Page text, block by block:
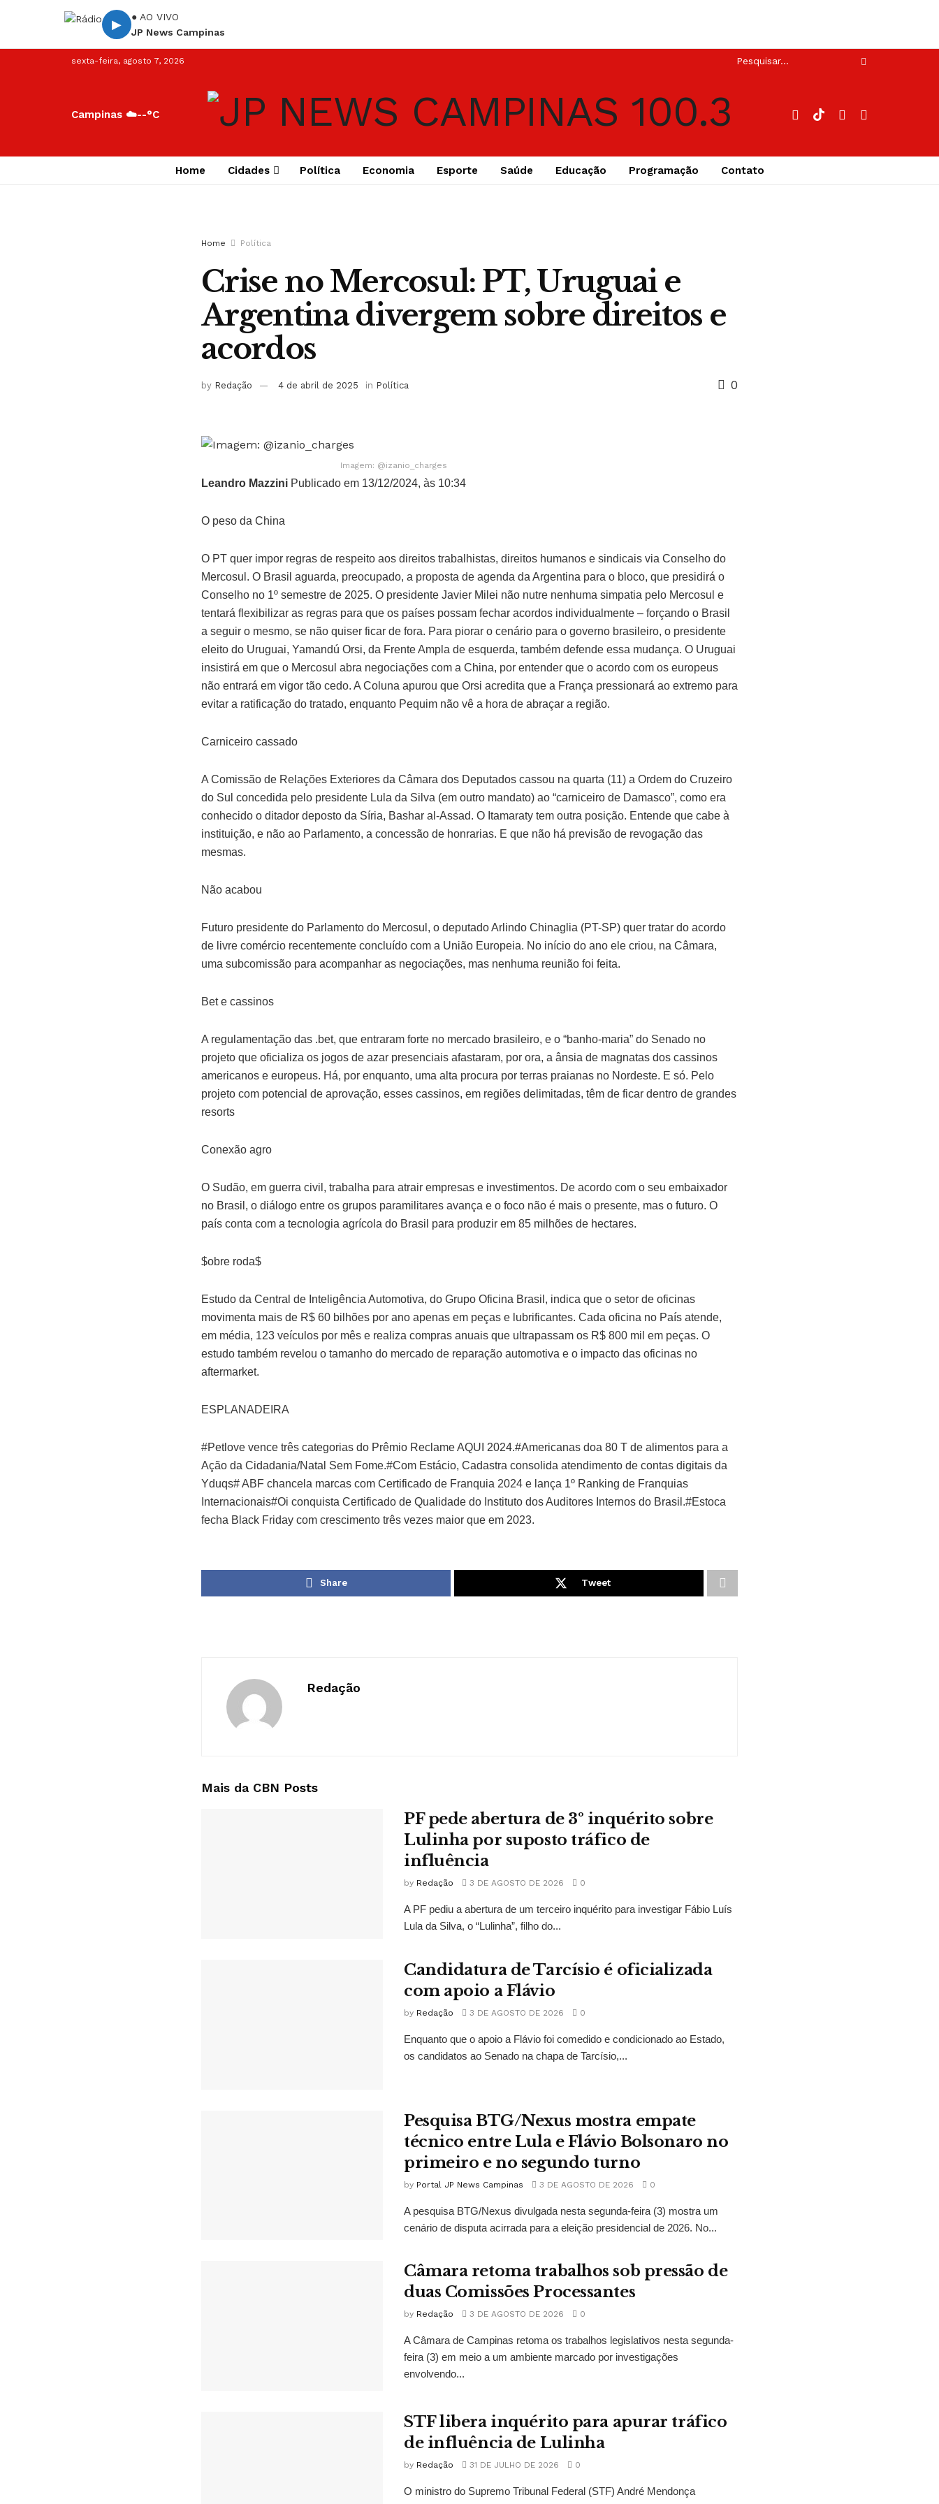
▶
● AO VIVO
JP News Campinas
sexta-feira, agosto 7, 2026
Campinas ☁️--°C
Home Cidades Política Economia Esporte Saúde Educação Programação Contato
Home Política
Crise no Mercosul: PT, Uruguai e
Argentina divergem sobre direitos e
acordos
by Redação 4 de abril de 2025 in Política 0
Imagem: @izanio_charges
Leandro Mazzini Publicado em 13/12/2024, às 10:34
O peso da China
O PT quer impor regras de respeito aos direitos trabalhistas, direitos humanos e sindicais via Conselho do
Mercosul. O Brasil aguarda, preocupado, a proposta de agenda da Argentina para o bloco, que presidirá o
Conselho no 1º semestre de 2025. O presidente Javier Milei não nutre nenhuma simpatia pelo Mercosul e
tentará flexibilizar as regras para que os países possam fechar acordos individualmente – forçando o Brasil
a seguir o mesmo, se não quiser ficar de fora. Para piorar o cenário para o governo brasileiro, o presidente
eleito do Uruguai, Yamandú Orsi, da Frente Ampla de esquerda, também defende essa mudança. O Uruguai
insistirá em que o Mercosul abra negociações com a China, por entender que o acordo com os europeus
não entrará em vigor tão cedo. A Coluna apurou que Orsi acredita que a França pressionará ao extremo para
evitar a ratificação do tratado, enquanto Pequim não vê a hora de abraçar a região.
Carniceiro cassado
A Comissão de Relações Exteriores da Câmara dos Deputados cassou na quarta (11) a Ordem do Cruzeiro
do Sul concedida pelo presidente Lula da Silva (em outro mandato) ao “carniceiro de Damasco”, como era
conhecido o ditador deposto da Síria, Bashar al-Assad. O Itamaraty tem outra posição. Entende que cabe à
instituição, e não ao Parlamento, a concessão de honrarias. E que não há previsão de revogação das
mesmas.
Não acabou
Futuro presidente do Parlamento do Mercosul, o deputado Arlindo Chinaglia (PT-SP) quer tratar do acordo
de livre comércio recentemente concluído com a União Europeia. No início do ano ele criou, na Câmara,
uma subcomissão para acompanhar as negociações, mas nenhuma reunião foi feita.
Bet e cassinos
A regulamentação das .bet, que entraram forte no mercado brasileiro, e o “banho-maria” do Senado no
projeto que oficializa os jogos de azar presenciais afastaram, por ora, a ânsia de magnatas dos cassinos
americanos e europeus. Há, por enquanto, uma alta procura por terras praianas no Nordeste. E só. Pelo
projeto com potencial de aprovação, esses cassinos, em regiões delimitadas, têm de ficar dentro de grandes
resorts
Conexão agro
O Sudão, em guerra civil, trabalha para atrair empresas e investimentos. De acordo com o seu embaixador
no Brasil, o diálogo entre os grupos paramilitares avança e o foco não é mais o presente, mas o futuro. O
país conta com a tecnologia agrícola do Brasil para produzir em 85 milhões de hectares.
$obre roda$
Estudo da Central de Inteligência Automotiva, do Grupo Oficina Brasil, indica que o setor de oficinas
movimenta mais de R$ 60 bilhões por ano apenas em peças e lubrificantes. Cada oficina no País atende,
em média, 123 veículos por mês e realiza compras anuais que ultrapassam os R$ 800 mil em peças. O
estudo também revelou o tamanho do mercado de reparação automotiva e o impacto das oficinas no
aftermarket.
ESPLANADEIRA
#Petlove vence três categorias do Prêmio Reclame AQUI 2024.#Americanas doa 80 T de alimentos para a
Ação da Cidadania/Natal Sem Fome.#Com Estácio, Cadastra consolida atendimento de contas digitais da
Yduqs# ABF chancela marcas com Certificado de Franquia 2024 e lança 1º Ranking de Franquias
Internacionais#Oi conquista Certificado de Qualidade do Instituto dos Auditores Internos do Brasil.#Estoca
fecha Black Friday com crescimento três vezes maior que em 2023.
Share Tweet
Redação
Mais da CBN Posts
PF pede abertura de 3º inquérito sobre
Lulinha por suposto tráfico de
influência
by Redação 3 DE AGOSTO DE 2026 0
A PF pediu a abertura de um terceiro inquérito para investigar Fábio Luís
Lula da Silva, o “Lulinha”, filho do...
Candidatura de Tarcísio é oficializada
com apoio a Flávio
by Redação 3 DE AGOSTO DE 2026 0
Enquanto que o apoio a Flávio foi comedido e condicionado ao Estado,
os candidatos ao Senado na chapa de Tarcísio,...
Pesquisa BTG/Nexus mostra empate
técnico entre Lula e Flávio Bolsonaro no
primeiro e no segundo turno
by Portal JP News Campinas 3 DE AGOSTO DE 2026 0
A pesquisa BTG/Nexus divulgada nesta segunda-feira (3) mostra um
cenário de disputa acirrada para a eleição presidencial de 2026. No...
Câmara retoma trabalhos sob pressão de
duas Comissões Processantes
by Redação 3 DE AGOSTO DE 2026 0
A Câmara de Campinas retoma os trabalhos legislativos nesta segunda-
feira (3) em meio a um ambiente marcado por investigações
envolvendo...
STF libera inquérito para apurar tráfico
de influência de Lulinha
by Redação 31 DE JULHO DE 2026 0
O ministro do Supremo Tribunal Federal (STF) André Mendonça